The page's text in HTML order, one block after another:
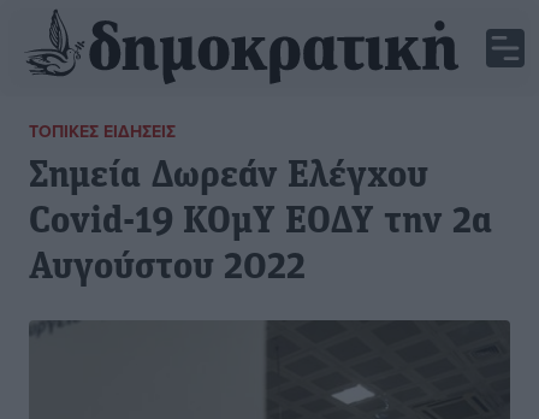
ΤΟΠΙΚΈΣ ΕΙΔΉΣΕΙΣ
Σημεία Δωρεάν Ελέγxου
Covid-19 ΚΟμΥ ΕΟΔΥ την 2α
Αυγούστου 2022